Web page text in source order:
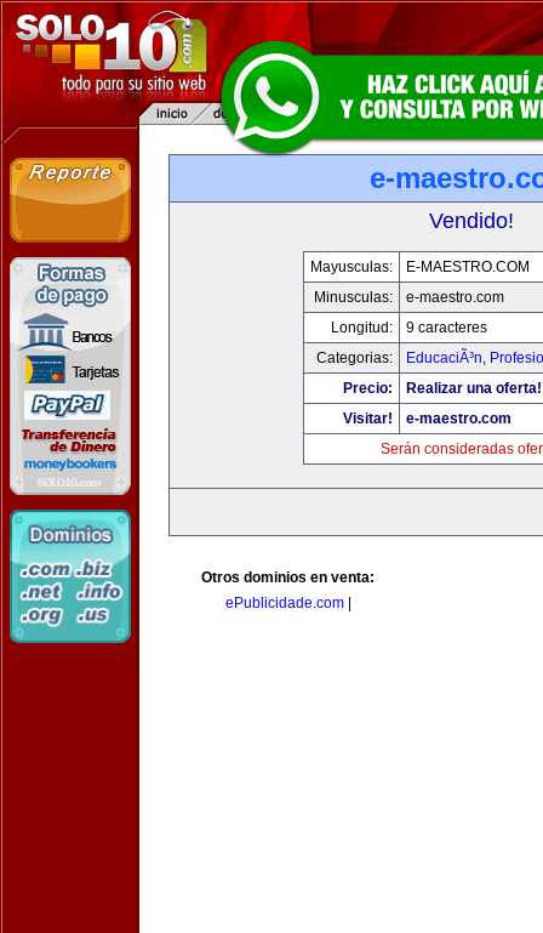
e-
Vendido!
Mayusculas:
E-MAESTRO.COM
Minusculas:
e-maestro.com
Longitud:
9 caracteres
Categorias:
EducaciÃ³n,
Precio:
Realizar una oferta!
Visitar!
e-maestro.com
Serán consideradas
Otros dominios en venta:
ePublicidade.com|